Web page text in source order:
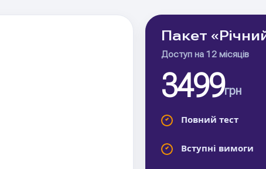
Пакет
Доступ на 12 місяців
3499грн
Повний тест
Вступні вимоги